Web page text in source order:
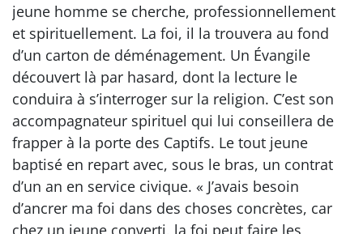
jeune homme se cherche, professionnellement
et spirituellement. La foi, il la trouvera au fond
d’un carton de déménagement. Un Évangile
découvert là par hasard, dont la lecture le
conduira à s’interroger sur la religion. C’est son
accompagnateur spirituel qui lui conseillera de
frapper à la porte des Captifs. Le tout jeune
baptisé en repart avec, sous le bras, un contrat
d’un an en service civique. « J’avais besoin
d’ancrer ma foi dans des choses concrètes, car
chez un jeune converti, la foi peut faire les